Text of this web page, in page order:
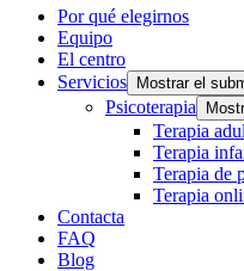
Por qué elegirnos
Equipo
El centro
Servicios
Mostrar el
Psicoterapia
Terapia
Terapia
Terapia de
Terapia
Contacta
FAQ
Blog